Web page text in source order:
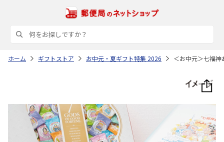
ホーム ギフトストア お中元・夏ギフト特集 2026 ＜お中元＞七福